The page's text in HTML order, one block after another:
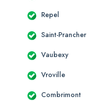
Repel
Saint-Prancher
Vaubexy
Vroville
Combrimont